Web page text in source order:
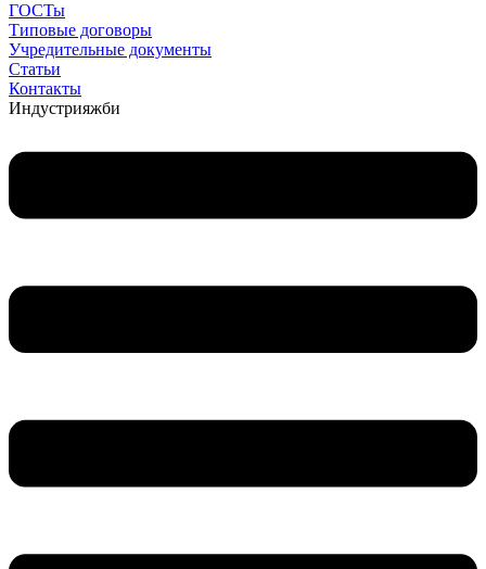
ГОСТы
Типовые договоры
Учредительные документы
Статьи
Контакты
Индустрияжби